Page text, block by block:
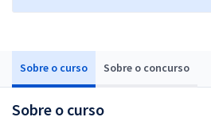
Sobre o curso Sobre o concurso
Sobre o curso